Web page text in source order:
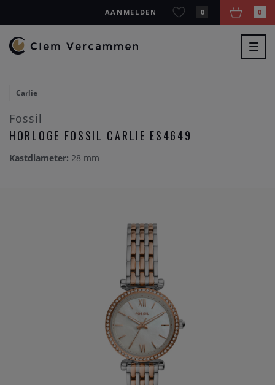
AANMELDEN 0 0
Carlie
Fossil
HORLOGE FOSSIL CARLIE ES4649
Kastdiameter: 28 mm